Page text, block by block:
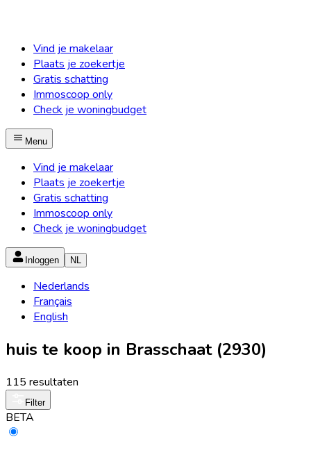
Vind je makelaar
Plaats je zoekertje
Gratis schatting
Immoscoop only
Check je woningbudget
Menu
Vind je makelaar
Plaats je zoekertje
Gratis schatting
Immoscoop only
Check je woningbudget
Inloggen NL
Nederlands
Français
English
huis te koop in Brasschaat (2930)
115 resultaten
Filter
BETA